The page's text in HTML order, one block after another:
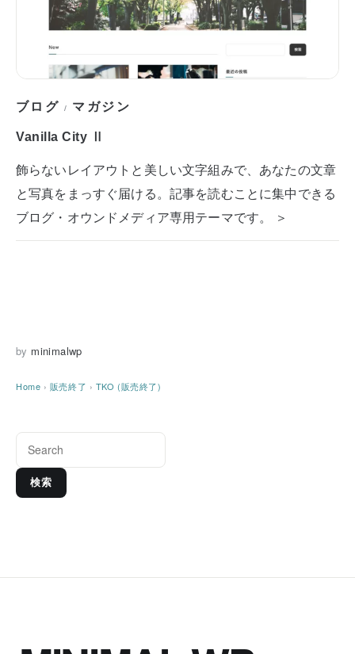
ブログ / マガジン
Vanilla City Ⅱ
飾らないレイアウトと美しい文字組みで、あなたの文章
と写真をまっすぐ届ける。記事を読むことに集中できる
ブログ・オウンドメディア専用テーマです。 ＞
by minimalwp
Home › 販売終了 › TKO (販売終了)
検索